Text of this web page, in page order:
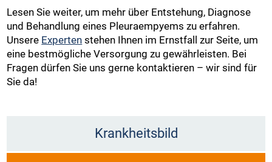
Lesen Sie weiter, um mehr über Entstehung, Diagnose
und Behandlung eines Pleuraempyems zu erfahren.
Unsere Experten stehen Ihnen im Ernstfall zur Seite, um
eine bestmögliche Versorgung zu gewährleisten. Bei
Fragen dürfen Sie uns gerne kontaktieren – wir sind für
Sie da!
Krankheitsbild